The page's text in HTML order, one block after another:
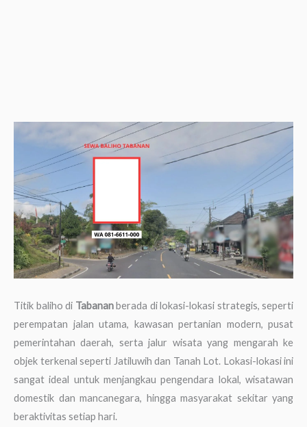
Titik baliho di Tabananberada di lokasi-lokasi strategis, seperti
perempatan jalan utama, kawasan pertanian modern, pusat
pemerintahan daerah, serta jalur wisata yang mengarah ke
objek terkenal seperti Jatiluwih dan Tanah Lot. Lokasi-lokasi ini
sangat ideal untuk menjangkau pengendara lokal, wisatawan
domestik dan mancanegara, hingga masyarakat sekitar yang
beraktivitas setiap hari.